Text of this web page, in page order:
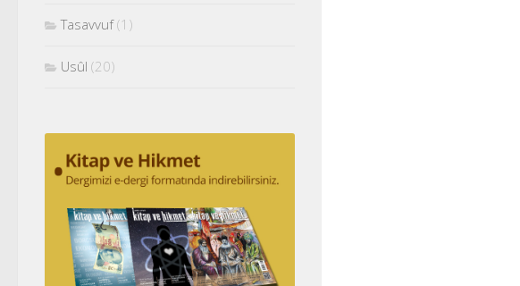
Tasavvuf(1)
Usûl (20)